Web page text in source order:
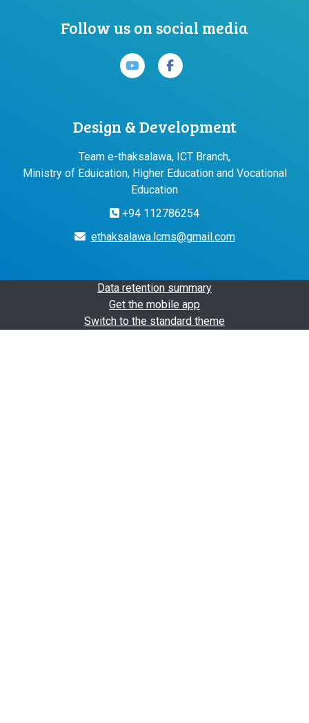
Follow us on social media
Design & Development
Team e-thaksalawa, ICT Branch,
Ministry of Eduication, Higher Education and Vocational
Education
+94 112786254
ethaksalawa.lcms@gmail.com
Data retention summary
Get the mobile app
Switch to the standard theme